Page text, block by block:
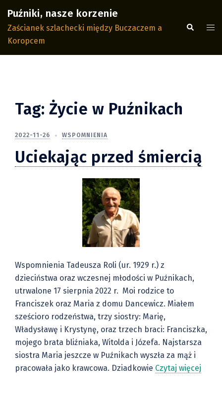
do
treści
Puźniki, nasze korzenie
Zaścianek szlachecki między Buczaczem a
Koropcem
Tag: Życie w Puźnikach
2022-11-26 WSPOMNIENIA
Uciekając przed śmiercią
Wspomnienia Tadeusza Roli (ur. 1929 r.) z
dzieciństwa oraz wczesnej młodości w Puźnikach,
utrwalone 17 sierpnia 2022 r. Moi rodzice to
Franciszek oraz Maria z domu Dancewicz. Miałem
sześcioro rodzeństwa, trzy siostry: Marię,
Władysławę i Krystynę, oraz trzech braci: Franciszka,
mojego brata bliźniaka, Witolda i Józefa. Najstarsza
siostra Maria jeszcze w Puźnikach wyszła za mąż i
pracowała jako krawcowa. Dziadkowie Czytaj więcej